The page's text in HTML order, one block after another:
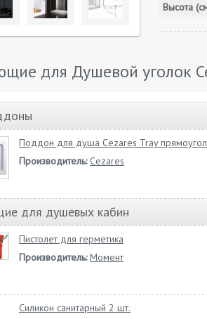
Высота
для Душевой уголок
Поддон для душа Cezares Tray
Производитель: Cezares
для душевых кабин
Пистолет для герметика
Производитель: Момент
Силикон санитарный 2 шт.